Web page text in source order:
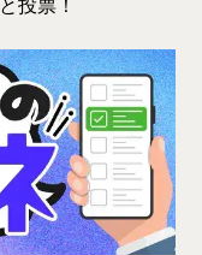
投票！